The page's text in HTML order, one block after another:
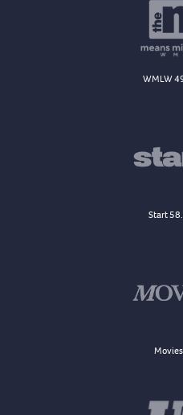
WMLW
Start